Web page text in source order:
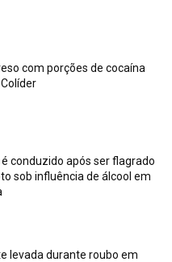
com porções de cocaína
conduzido após ser flagrado
sob influência de álcool em
levada durante roubo em